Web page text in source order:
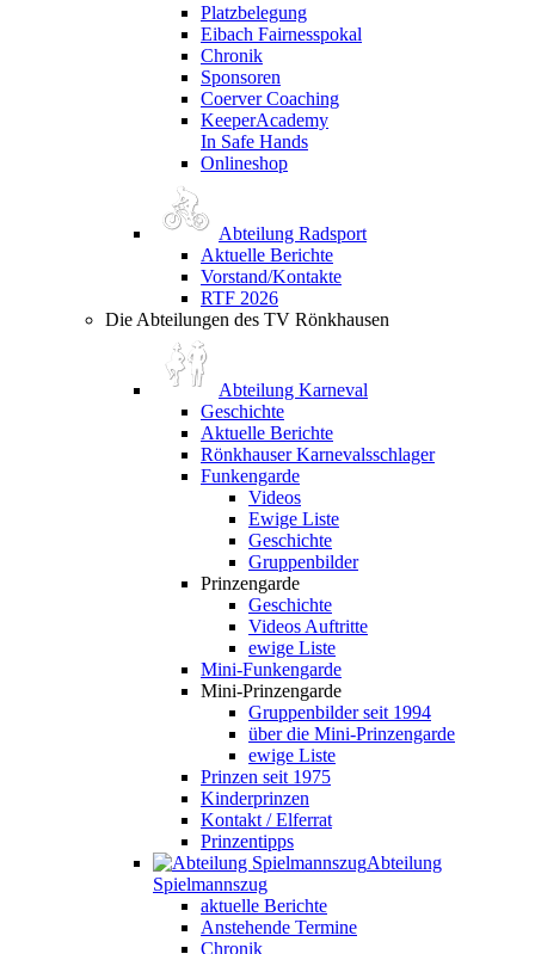
Platzbelegung
Eibach Fairnesspokal
Chronik
Sponsoren
Coerver Coaching
KeeperAcademy
In Safe Hands
Onlineshop
Abteilung Radsport
Aktuelle Berichte
Vorstand/Kontakte
RTF 2026
Die Abteilungen des TV Rönkhausen
Abteilung Karneval
Geschichte
Aktuelle Berichte
Rönkhauser Karnevalsschlager
Funkengarde
Videos
Ewige Liste
Geschichte
Gruppenbilder
Prinzengarde
Geschichte
Videos Auftritte
ewige Liste
Mini-Funkengarde
Mini-Prinzengarde
Gruppenbilder seit 1994
über die Mini-Prinzengarde
ewige Liste
Prinzen seit 1975
Kinderprinzen
Kontakt / Elferrat
Prinzentipps
Abteilung
Spielmannszug
aktuelle Berichte
Anstehende Termine
Chronik